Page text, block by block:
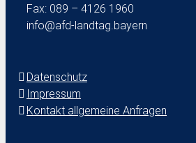
Fax: 089 – 4126 1960
info@afd-landtag.bayern
Datenschutz
Impressum
Kontakt allgemeine Anfragen